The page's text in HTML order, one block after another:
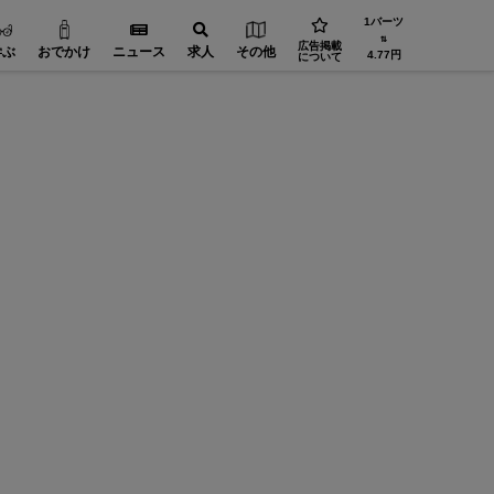
おでかけ ニュース 求人 その他
広告掲載
について
1バーツ
⇅
4.77円